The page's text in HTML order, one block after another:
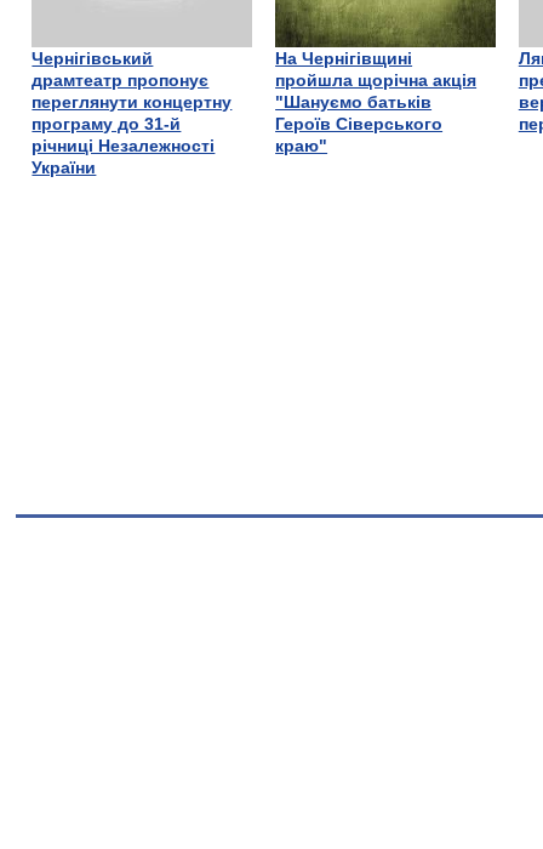
Чернігівський
драмтеатр пропонує
переглянути концертну
програму до 31-й
річниці Незалежності
України
На Чернігівщині
пройшла щорічна акція
"Шануємо батьків
Героїв Сіверського
краю"